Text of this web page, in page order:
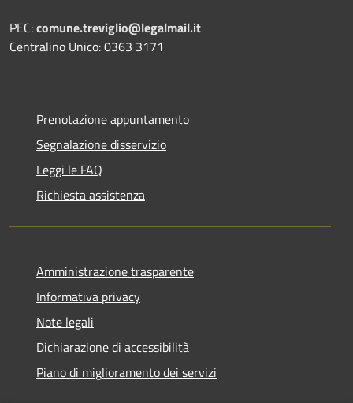
PEC:comune.treviglio@legalmail.it
Centralino Unico: 0363 3171
Prenotazione appuntamento
Segnalazione disservizio
Leggi le FAQ
Richiesta assistenza
Amministrazione trasparente
Informativa privacy
Note legali
Dichiarazione di accessibilità
Piano di miglioramento dei servizi